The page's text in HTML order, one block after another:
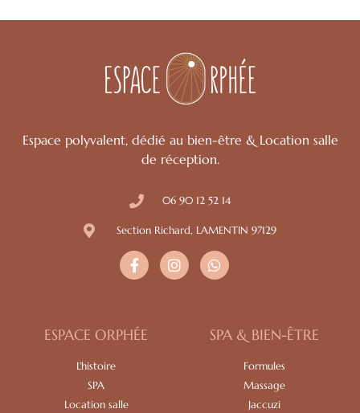
Espace polyvalent, dédié au bien-être & Location salle
de réception.
06 90 12 52 14
Section Richard, LAMENTIN 97129
ESPACE ORPHÉE
L'histoire
SPA
Location salle
SPA & BIEN-ÊTRE
Formules
Massage
Jaccuzi